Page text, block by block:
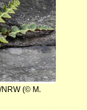
(© M.